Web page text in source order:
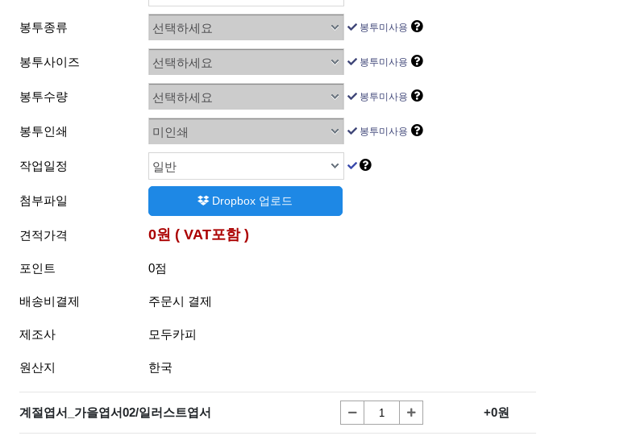
봉투종류 선택하세요 봉투미사용
봉투사이즈 선택하세요 봉투미사용
봉투수량 선택하세요 봉투미사용
봉투인쇄 미인쇄 봉투미사용
작업일정 일반
첨부파일 Dropbox 업로드
견적가격 0원 ( VAT포함 )
포인트 0점
배송비결제 주문시 결제
제조사 모두카피
원산지 한국
계절엽서_가을엽서02/일러스트엽서 +0원